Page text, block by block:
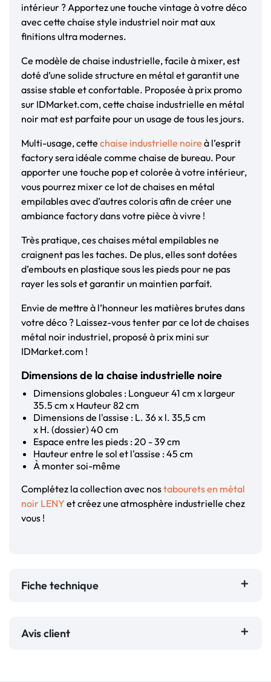
intérieur ? Apportez une touche vintage à votre déco
avec cette chaise style industriel noir mat aux
finitions ultra modernes.
Ce modèle de chaise industrielle, facile à mixer, est
doté d’une solide structure en métal et garantit une
assise stable et confortable. Proposée à prix promo
sur IDMarket.com, cette chaise industrielle en métal
noir mat est parfaite pour un usage de tous les jours.
Multi-usage, cette chaise industrielle noire à l’esprit
factory sera idéale comme chaise de bureau. Pour
apporter une touche pop et colorée à votre intérieur,
vous pourrez mixer ce lot de chaises en métal
empilables avec d’autres coloris afin de créer une
ambiance factory dans votre pièce à vivre !
Très pratique, ces chaises métal empilables ne
craignent pas les taches. De plus, elles sont dotées
d’embouts en plastique sous les pieds pour ne pas
rayer les sols et garantir un maintien parfait.
Envie de mettre à l’honneur les matières brutes dans
votre déco ? Laissez-vous tenter par ce lot de chaises
métal noir industriel, proposé à prix mini sur
IDMarket.com !
Dimensions de la chaise industrielle noire
Dimensions globales : Longueur 41 cm x largeur
35.5 cm x Hauteur 82 cm
Dimensions de l'assise : L. 36 x l. 35,5 cm
x H. (dossier) 40 cm
Espace entre les pieds : 20 - 39 cm
Hauteur entre le sol et l'assise : 45 cm
À monter soi-même
Complétez la collection avec nostabourets en métal
noir LENY et créez une atmosphère industrielle chez
vous !
Fiche technique
Avis client